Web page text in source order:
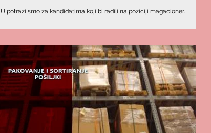
U potrazi smo za kandidatima koji bi radili na poziciji magacioner.